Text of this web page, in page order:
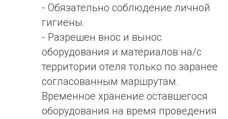
- Обязательно соблюдение личной
гигиены.
- Разрешен внос и вынос
оборудования и материалов на/c
территории отеля только по заранее
согласованным маршрутам.
Временное хранение оставшегося
оборудования на время проведения